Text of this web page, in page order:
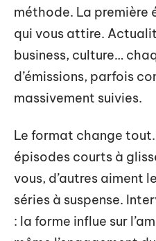
méthode. La première
qui vous attire.
business, culture…
d’émissions, parfois
massivement suivies.
Le format change
épisodes courts à
vous, d’autres aiment
séries à suspense.
: la forme influe sur